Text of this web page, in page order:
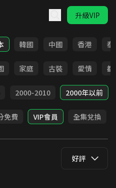
升級VIP
韓國 中國 香港 泰
家庭 古裝 愛情 都
2000-2010 2000年以前
免費 VIP會員 全集兌換
好評